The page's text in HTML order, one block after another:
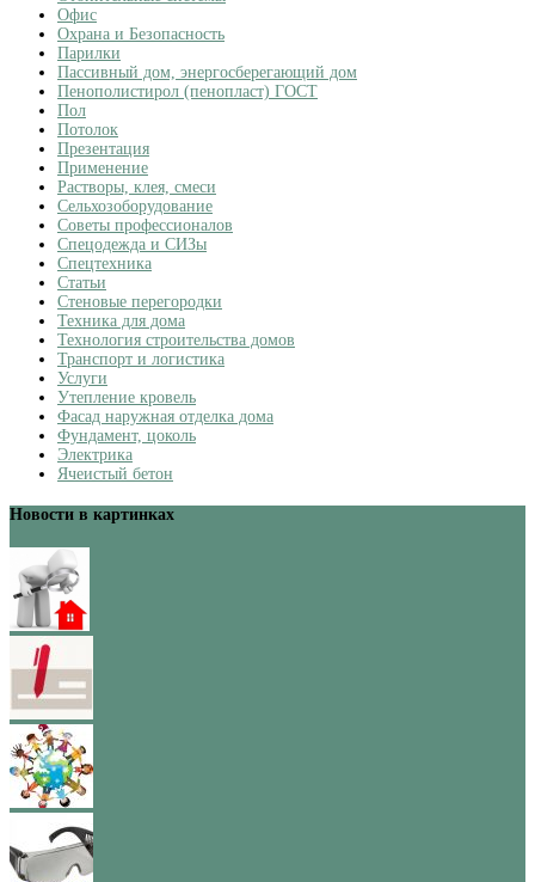
Офис
Охрана и Безопасность
Парилки
Пассивный дом, энергосберегающий дом
Пенополистирол (пенопласт) ГОСТ
Пол
Потолок
Презентация
Применение
Растворы, клея, смеси
Сельхозоборудование
Советы профессионалов
Спецодежда и СИЗы
Спецтехника
Статьи
Стеновые перегородки
Техника для дома
Технология строительства домов
Транспорт и логистика
Услуги
Утепление кровель
Фасад наружная отделка дома
Фундамент, цоколь
Электрика
Ячеистый бетон
Новости в картинках